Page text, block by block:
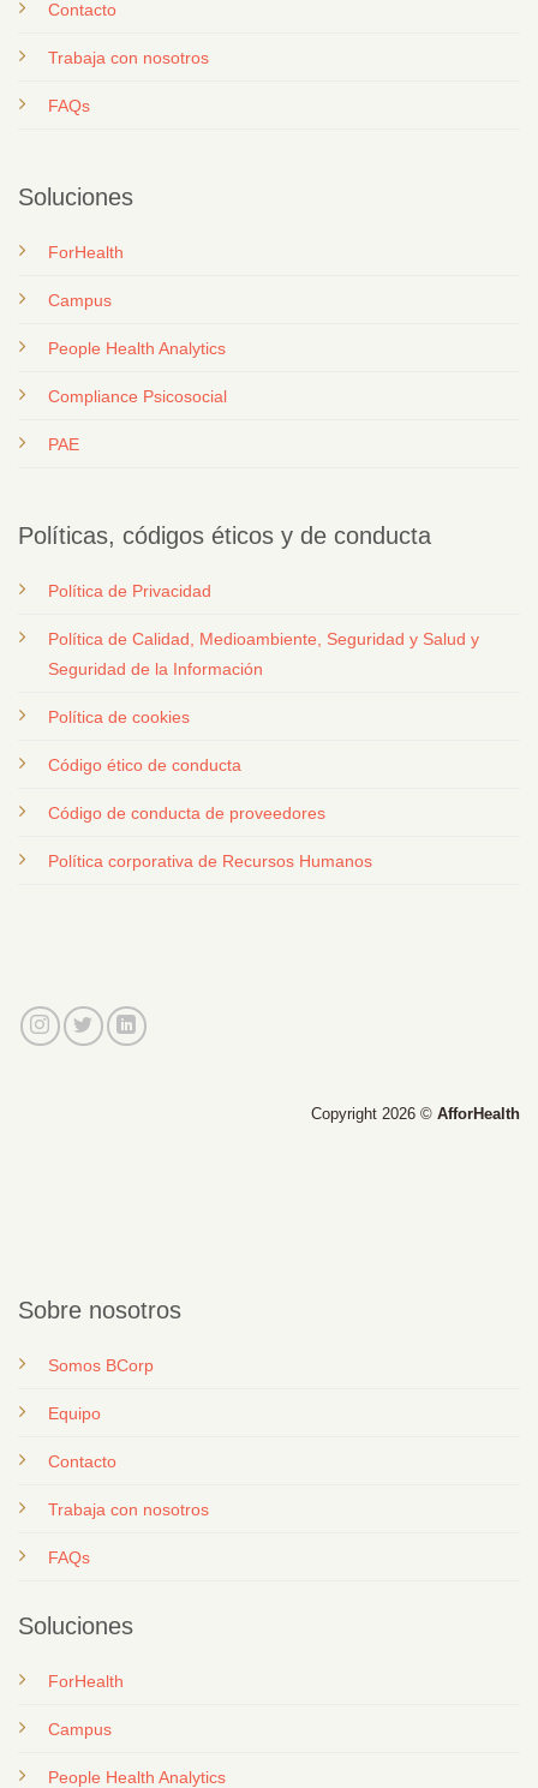
Contacto
Trabaja con nosotros
FAQs
Soluciones
ForHealth
Campus
People Health Analytics
Compliance Psicosocial
PAE
Políticas, códigos éticos y de conducta
Política de Privacidad
Política de Calidad, Medioambiente, Seguridad y Salud y
Seguridad de la Información
Política de cookies
Código ético de conducta
Código de conducta de proveedores
Política corporativa de Recursos Humanos
Copyright 2026 © AfforHealth
Sobre nosotros
Somos BCorp
Equipo
Contacto
Trabaja con nosotros
FAQs
Soluciones
ForHealth
Campus
People Health Analytics